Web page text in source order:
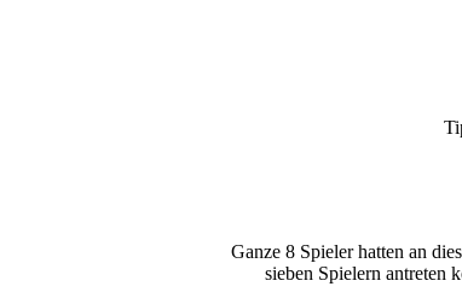
Ganze 8 Spieler hatten an
sieben Spielern antreten